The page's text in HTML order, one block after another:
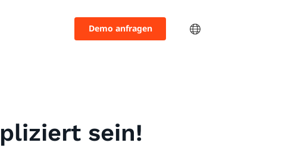
Demo anfragen
sein!